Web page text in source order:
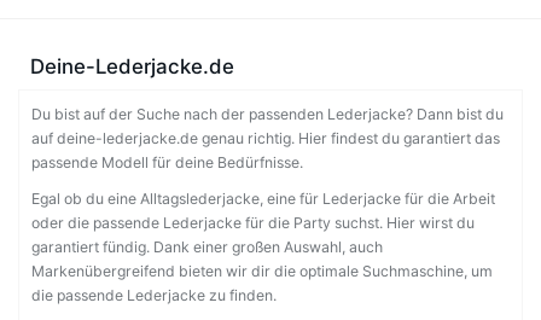
Deine-Lederjacke.de
Du bist auf der Suche nach der passenden Lederjacke? Dann bist du
auf deine-lederjacke.de genau richtig. Hier findest du garantiert das
passende Modell für deine Bedürfnisse.
Egal ob du eine Alltagslederjacke, eine für Lederjacke für die Arbeit
oder die passende Lederjacke für die Party suchst. Hier wirst du
garantiert fündig. Dank einer großen Auswahl, auch
Markenübergreifend bieten wir dir die optimale Suchmaschine, um
die passende Lederjacke zu finden.